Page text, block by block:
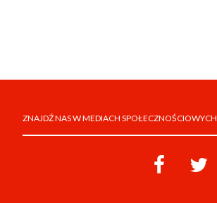
ZNAJDŹ NAS W MEDIACH SPOŁECZNOŚCIOWYCH